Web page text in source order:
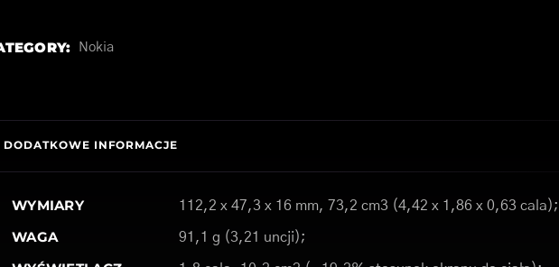
Nokia
DODATKOWE INFORMACJE
WYMIARY 112,2 x 47,3 x 16 mm, 73,2 cm3 (4,42 x 1,86 x 0,63 cala);
WAGA 91,1 g (3,21 uncji);